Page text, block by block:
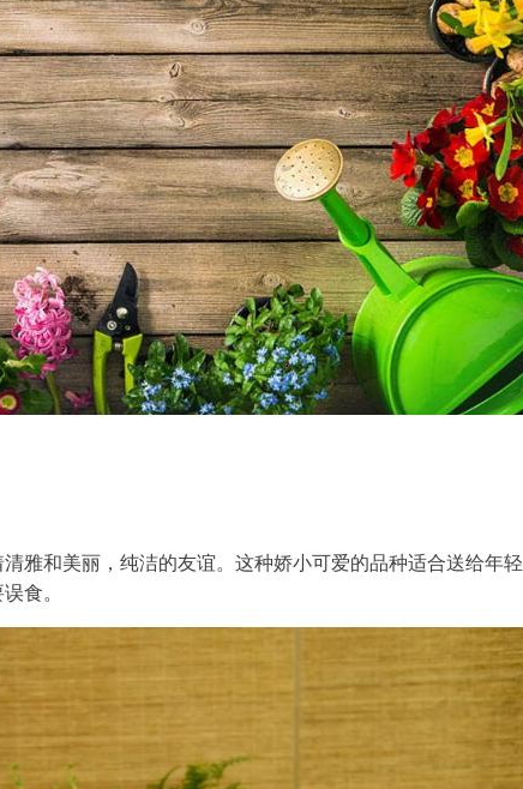
雅和美丽，纯洁的友谊。这种娇小可爱的品种适合送给年轻
食。